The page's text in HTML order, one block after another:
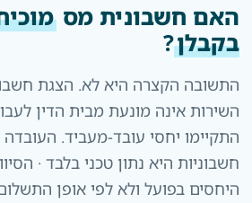
האם חשבונית מס
בקבלן?
התשובה הקצרה היא לא. הצגת
השירות אינה מונעת מבית הדין
התקיימו יחסי עובד-מעביד.
חשבוניות היא נתון טכני בלבד ·
היחסים בפועל ולא לפי אופן